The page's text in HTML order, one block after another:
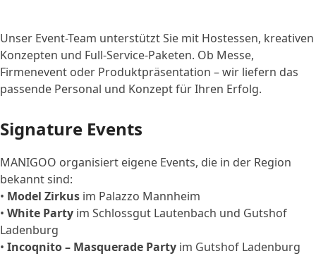
Unser Event-Team unterstützt Sie mit Hostessen, kreativen
Konzepten und Full-Service-Paketen. Ob Messe,
Firmenevent oder Produktpräsentation – wir liefern das
passende Personal und Konzept für Ihren Erfolg.
Signature Events
MANIGOO organisiert eigene Events, die in der Region
bekannt sind:
• Model Zirkus im Palazzo Mannheim
• White Party im Schlossgut Lautenbach und Gutshof
Ladenburg
• Incoqnito – Masquerade Party im Gutshof Ladenburg